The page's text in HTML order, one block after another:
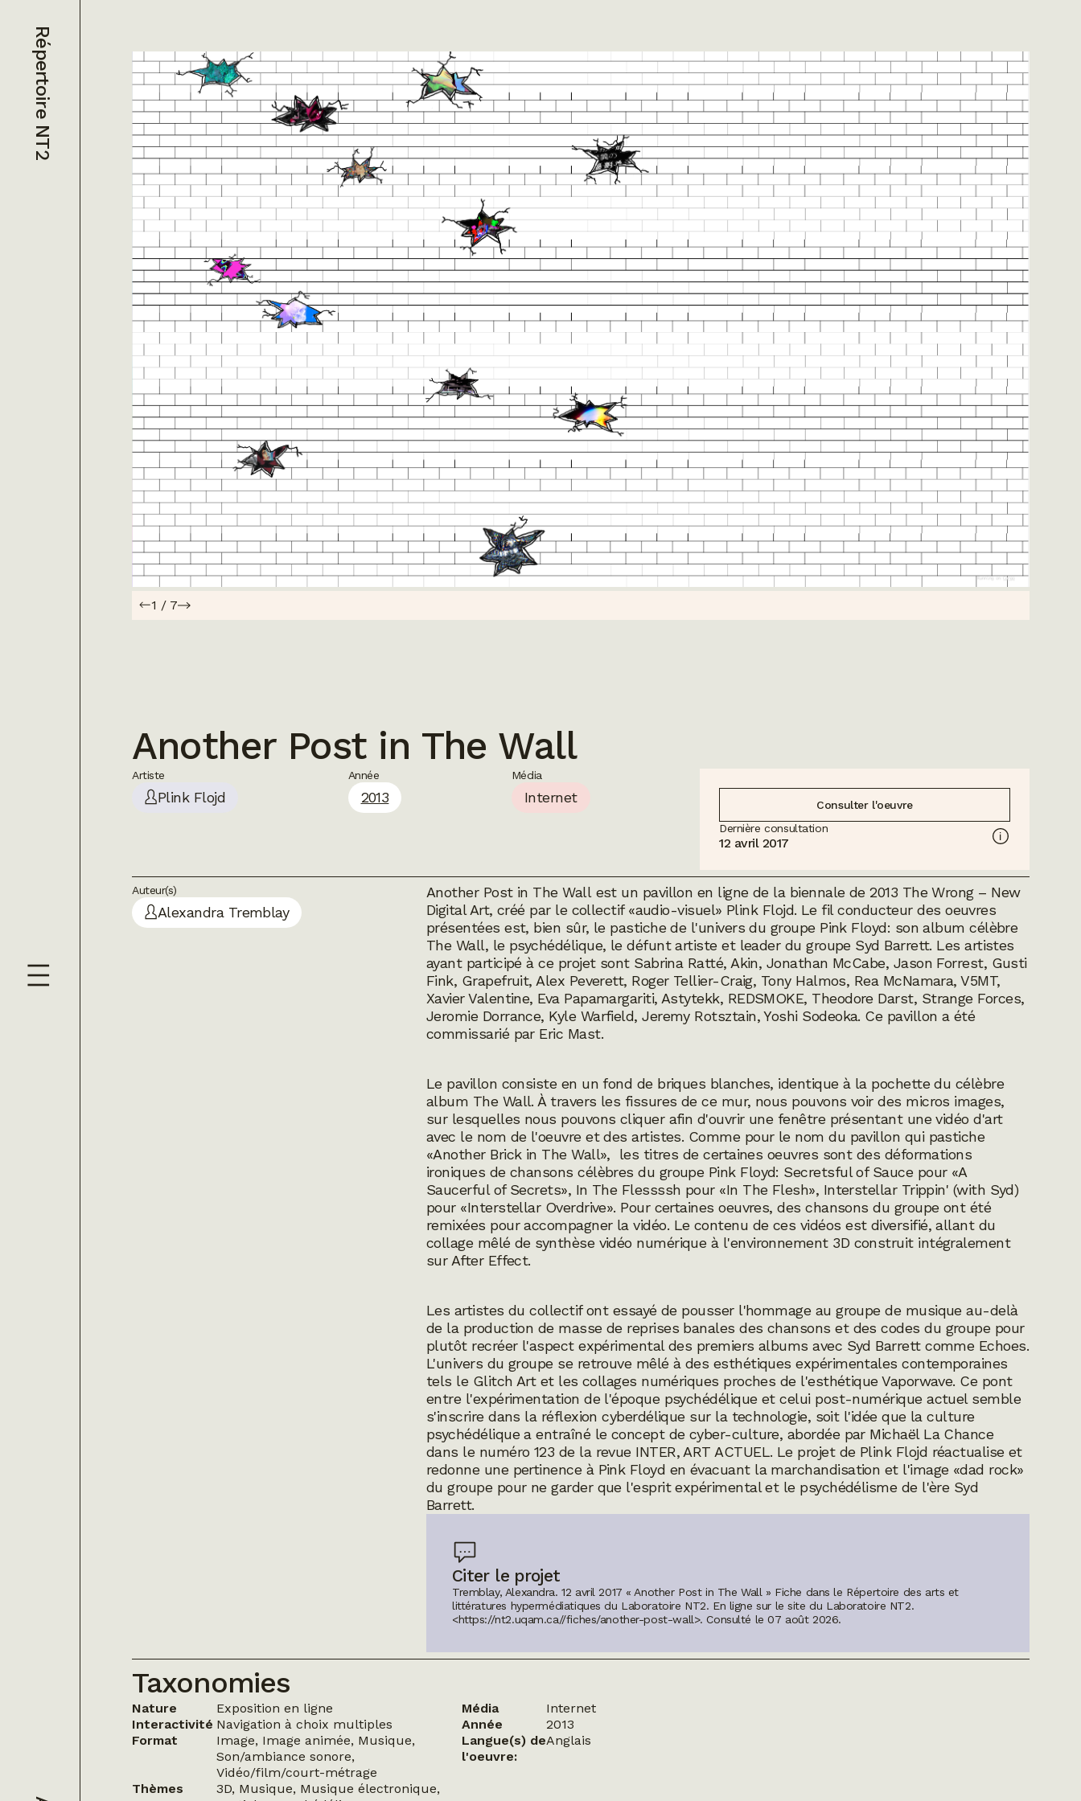
Répertoire NT2
1 / 7
Another Post in The Wall
Artiste
Plink Flojd
Année
2013
Média
Internet
Consulter l'oeuvre
Dernière consultation
12 avril 2017
Auteur(s)
Alexandra Tremblay
Another Post in The Wallest un pavillon en ligne de la biennale de 2013 The Wrong – New
Digital Art, créé par le collectif «audio-visuel» Plink Flojd. Le fil conducteur des oeuvres
présentées est, bien sûr, le pastiche de l'univers du groupe Pink Floyd: son album célèbre
The Wall, le psychédélique, le défunt artiste et leader du groupe Syd Barrett. Les artistes
ayant participé à ce projet sont Sabrina Ratté, Akin, Jonathan McCabe, Jason Forrest, Gusti
Fink, Grapefruit, Alex Peverett, Roger Tellier-Craig, Tony Halmos, Rea McNamara, V5MT,
Xavier Valentine, Eva Papamargariti, Astytekk, REDSMOKE, Theodore Darst, Strange Forces,
Jeromie Dorrance, Kyle Warfield, Jeremy Rotsztain, Yoshi Sodeoka. Ce pavillon a été
commissarié par Eric Mast.
Le pavillon consiste en un fond de briques blanches, identique à la pochette du célèbre
album The Wall. À travers les fissures de ce mur, nous pouvons voir des micros images,
sur lesquelles nous pouvons cliquer afin d'ouvrir une fenêtre présentant une vidéo d'art
avec le nom de l'oeuvre et des artistes. Comme pour le nom du pavillon qui pastiche
«Another Brick in The Wall», les titres de certaines oeuvres sont des déformations
ironiques de chansons célèbres du groupe Pink Floyd: Secretsful of Sauce pour «A
Saucerful of Secrets», In The Flessssh pour «In The Flesh», Interstellar Trippin' (with Syd)
pour «Interstellar Overdrive». Pour certaines oeuvres, des chansons du groupe ont été
remixées pour accompagner la vidéo. Le contenu de ces vidéos est diversifié, allant du
collage mêlé de synthèse vidéo numérique à l'environnement 3D construit intégralement
sur After Effect.
Les artistes du collectif ont essayé de pousser l'hommage au groupe de musique au-delà
de la production de masse de reprises banales des chansons et des codes du groupe pour
plutôt recréer l'aspect expérimental des premiers albums avec Syd Barrett comme Echoes.
L'univers du groupe se retrouve mêlé à des esthétiques expérimentales contemporaines
tels le Glitch Art et les collages numériques proches de l'esthétique Vaporwave. Ce pont
entre l'expérimentation de l'époque psychédélique et celui post-numérique actuel semble
s'inscrire dans la réflexion cyberdélique sur la technologie, soit l'idée que la culture
psychédélique a entraîné le concept de cyber-culture, abordée par Michaël La Chance
dans le numéro 123 de la revue INTER, ART ACTUEL. Le projet de Plink Flojd réactualise et
redonne une pertinence à Pink Floyd en évacuant la marchandisation et l'image «dad rock»
du groupe pour ne garder que l'esprit expérimental et le psychédélisme de l'ère Syd
Barrett.
Citer le projet
Tremblay, Alexandra. 12 avril 2017 « Another Post in The Wall » Fiche dans le Répertoire des arts et
littératures hypermédiatiques du Laboratoire NT2. En ligne sur le site du Laboratoire NT2.
<https://nt2.uqam.ca//fiches/another-post-wall>. Consulté le07 août 2026.
Taxonomies
Nature
Exposition en ligne
Interactivité Navigation à choix multiples
Format
Image, Image animée, Musique,
Son/ambiance sonore,
Vidéo/film/court-métrage
Thèmes
3D, Musique, Musique électronique,
Média
Internet
Année
2013
Langue(s) de
l'oeuvre:
Anglais